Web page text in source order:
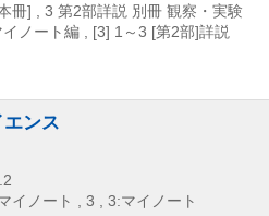
冊] , 3 第2部詳説 別冊 観察・実験
ノート編 , [3] 1～3 [第2部]詳説
ンス
イノート , 3 , 3:マイノート